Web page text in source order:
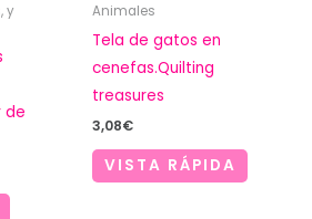
y
de
Animales
Tela de gatos en
cenefas.Quilting
treasures
3,08€
VISTA RÁPIDA